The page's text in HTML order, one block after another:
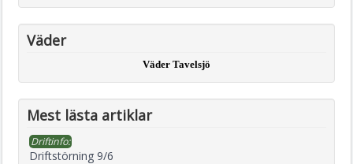
Väder
Väder Tavelsjö
Mest lästa artiklar
Driftinfo:
Driftstörning 9/6